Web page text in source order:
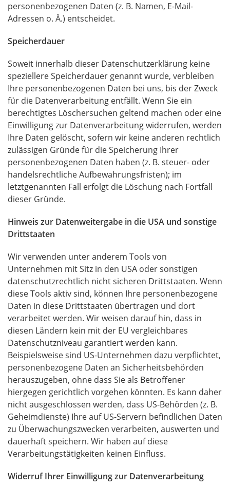
personenbezogenen Daten (z. B. Namen, E-Mail-
Adressen o. Ä.) entscheidet.
Speicherdauer
Soweit innerhalb dieser Datenschutzerklärung keine
speziellere Speicherdauer genannt wurde, verbleiben
Ihre personenbezogenen Daten bei uns, bis der Zweck
für die Datenverarbeitung entfällt. Wenn Sie ein
berechtigtes Löschersuchen geltend machen oder eine
Einwilligung zur Datenverarbeitung widerrufen, werden
Ihre Daten gelöscht, sofern wir keine anderen rechtlich
zulässigen Gründe für die Speicherung Ihrer
personenbezogenen Daten haben (z. B. steuer- oder
handelsrechtliche Aufbewahrungsfristen); im
letztgenannten Fall erfolgt die Löschung nach Fortfall
dieser Gründe.
Hinweis zur Datenweitergabe in die USA und sonstige
Drittstaaten
Wir verwenden unter anderem Tools von
Unternehmen mit Sitz in den USA oder sonstigen
datenschutzrechtlich nicht sicheren Drittstaaten. Wenn
diese Tools aktiv sind, können Ihre personenbezogene
Daten in diese Drittstaaten übertragen und dort
verarbeitet werden. Wir weisen darauf hin, dass in
diesen Ländern kein mit der EU vergleichbares
Datenschutzniveau garantiert werden kann.
Beispielsweise sind US-Unternehmen dazu verpflichtet,
personenbezogene Daten an Sicherheitsbehörden
herauszugeben, ohne dass Sie als Betroffener
hiergegen gerichtlich vorgehen könnten. Es kann daher
nicht ausgeschlossen werden, dass US-Behörden (z. B.
Geheimdienste) Ihre auf US-Servern befindlichen Daten
zu Überwachungszwecken verarbeiten, auswerten und
dauerhaft speichern. Wir haben auf diese
Verarbeitungstätigkeiten keinen Einfluss.
Widerruf Ihrer Einwilligung zur Datenverarbeitung